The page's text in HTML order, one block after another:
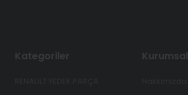
Kategoriler Kurumsal